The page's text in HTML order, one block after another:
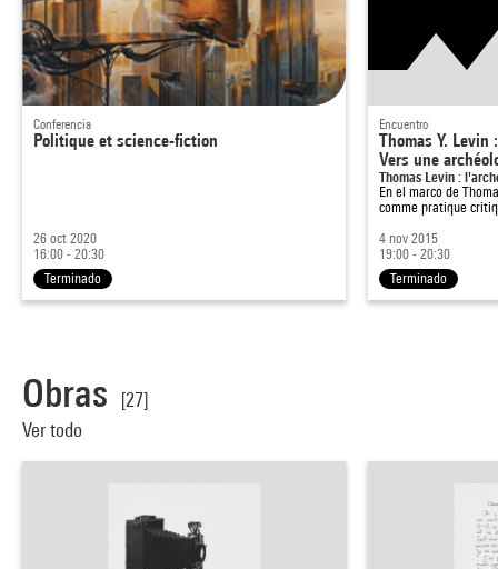
Conferencia
Politique et science-fiction
26 oct 2020
16:00 - 20:30
Terminado
Encuentro
Thomas Y.
Vers une
Thomas Levin :
En el marco de
comme pratique
4 nov 2015
19:00 - 20:30
Terminado
Obras
[27]
Ver todo